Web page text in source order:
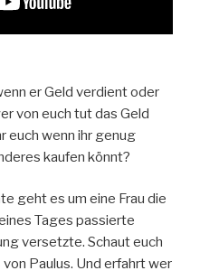
er Geld verdient oder
von euch tut das Geld
euch wenn ihr genug
kaufen könnt?
geht es um eine Frau die
Tages passierte
versetzte. Schaut euch
Paulus. Und erfahrt wer